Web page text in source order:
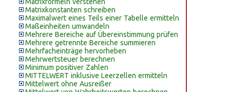
Matrixkonstanten schreiben
Maximalwert eines Teils einer Tabelle ermitteln
Maßeinheiten umwandeln
Mehrere Bereiche auf Übereinstimmung prüfen
Mehrere getrennte Bereiche summieren
Mehrfacheinträge hervorheben
Mehrwertsteuer berechnen
Minimum positiver Zahlen
MITTELWERT inklusive Leerzellen ermitteln
Mittelwert ohne Ausreißer